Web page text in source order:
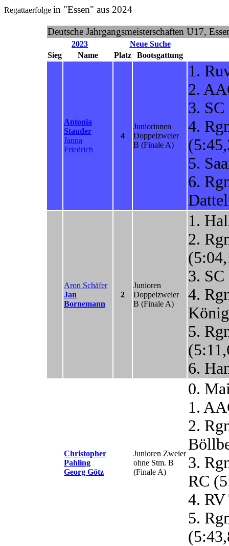
Regattaerfolge in "Essen" aus 2024
Deutsche Jahrgangsmeisterschaften U17,
2023
Neue Suche
Sieg
Name Platz Bootsgattung
Antonia
Stauder
Janna
Friedrich
4
Juniorinnen
Doppelzweier
B (Finale A)
1.
2.
3.
4.
5.
6.
Aron Schäfer
Jan
Bornemann
2
Junioren
Doppelzweier
B (Finale A)
1.
2.
3.
4.
5.
6.
Christopher
Pahling
Georg Götz
Junioren Zweier
ohne Stm. B
(Finale A)
0.
1.
2.
3.
RC
4.
5.